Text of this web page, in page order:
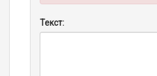
Текст: